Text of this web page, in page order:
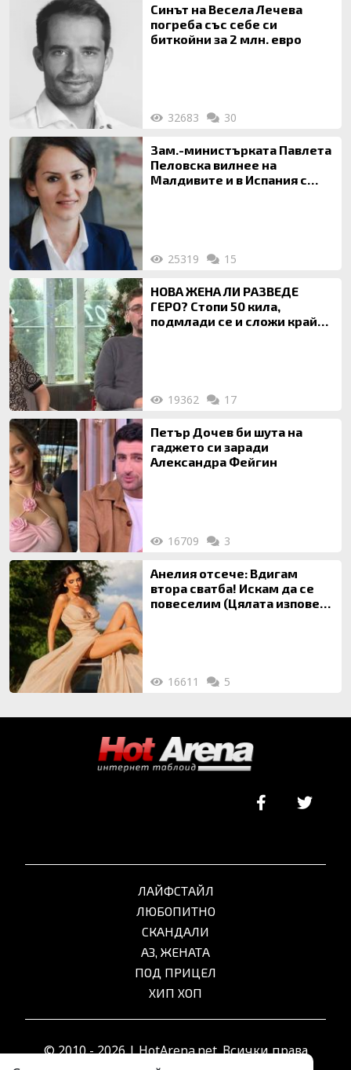
Синът на Весела Лечева
погреба със себе си
биткойни за 2 млн. евро
32683 30
Зам.-министърката Павлета
Пеловска вилнее на
Малдивите и в Испания с
25319 15
НОВА ЖЕНА ЛИ РАЗВЕДЕ
ГЕРО? Стопи 50 кила,
подмлади се и сложи край
19362 17
Петър Дочев би шута на
гаджето си заради
Александра Фейгин
16709 3
Анелия отсече: Вдигам
втора сватба! Искам да се
повеселим (Цялата изповед
16611 5
ЛАЙФСТАЙЛ
ЛЮБОПИТНО
СКАНДАЛИ
АЗ, ЖЕНАТА
ПОД ПРИЦЕЛ
ХИП ХОП
© 2010 - 2026 | HotArena.net. Всички права
запазени.